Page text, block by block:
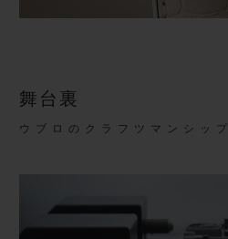
舞台裏
ウブロのクラフツマンシップ